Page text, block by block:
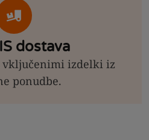
dostava
vključenimi izdelki iz
ponudbe.